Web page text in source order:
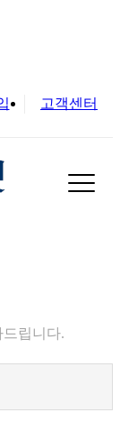
고객센터
립니다.